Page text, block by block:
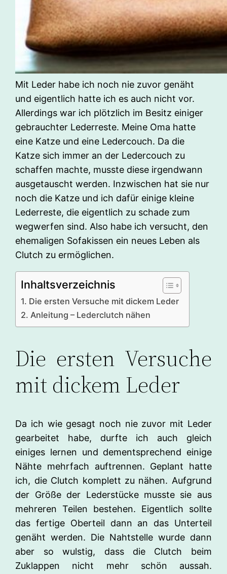
Mit Leder habe ich noch nie zuvor genäht
und eigentlich hatte ich es auch nicht vor.
Allerdings war ich plötzlich im Besitz einiger
gebrauchter Lederreste. Meine Oma hatte
eine Katze und eine Ledercouch. Da die
Katze sich immer an der Ledercouch zu
schaffen machte, musste diese irgendwann
ausgetauscht werden. Inzwischen hat sie nur
noch die Katze und ich dafür einige kleine
Lederreste, die eigentlich zu schade zum
wegwerfen sind. Also habe ich versucht, den
ehemaligen Sofakissen ein neues Leben als
Clutch zu ermöglichen.
Inhaltsverzeichnis
Die ersten Versuche mit dickem Leder
Anleitung – Lederclutch nähen
Die ersten Versuche
mit dickem Leder
Da ich wie gesagt noch nie zuvor mit Leder
gearbeitet habe, durfte ich auch gleich
einiges lernen und dementsprechend einige
Nähte mehrfach auftrennen. Geplant hatte
ich, die Clutch komplett zu nähen. Aufgrund
der Größe der Lederstücke musste sie aus
mehreren Teilen bestehen. Eigentlich sollte
das fertige Oberteil dann an das Unterteil
genäht werden. Die Nahtstelle wurde dann
aber so wulstig, dass die Clutch beim
Zuklappen nicht mehr schön aussah.